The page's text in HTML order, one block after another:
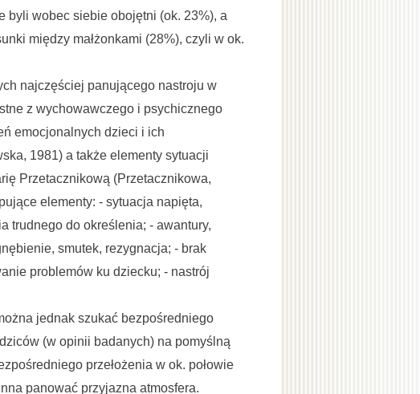
byli wobec siebie obojętni (ok. 23%), a
między małżonkami (28%), czyli w ok.
najczęściej panującego nastroju w
z wychowawczego i psychicznego
emocjonalnych dzieci i ich
1981) a także elementy sytuacji
Przetacznikową (Przetacznikowa,
elementy: - sytuacja napięta,
trudnego do określenia; - awantury,
smutek, rezygnacja; - brak
problemów ku dziecku; - nastrój
jednak szukać bezpośredniego
(w opinii badanych) na pomyślną
przełożenia w ok. połowie
panować przyjazna atmosfera.